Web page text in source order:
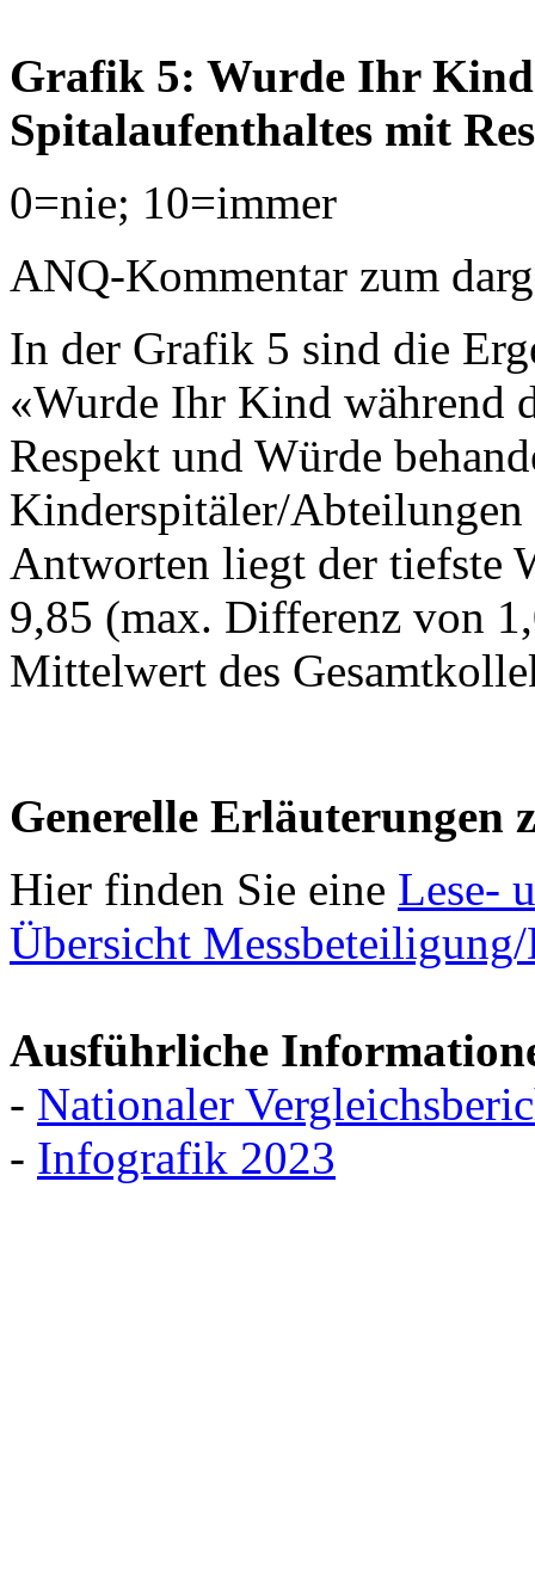
Grafik 5: Wurde Ihr Kind
Spitalaufenthaltes mit
0=nie; 10=immer
ANQ-Kommentar zum
In der Grafik 5 sind die
«Wurde Ihr Kind während
Respekt und Würde
Kinderspitäler/Abteilungen
Antworten liegt der tiefste
9,85 (max. Differenz von
Mittelwert des
Generelle Erläuterungen
Hier finden Sie eine Lese-
Übersicht
Ausführliche
- Nationaler
- Infografik 2023